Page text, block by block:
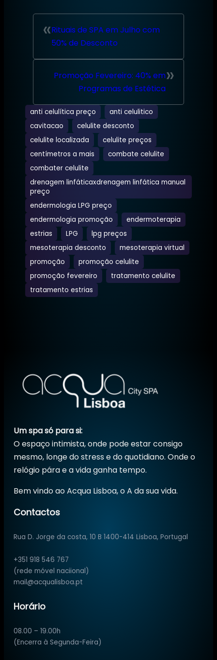
«Rituais de SPA em Julho com
50% de Desconto
»
Promoção Fevereiro: 40% em
Programas de Estética
anti celulítica preço
anti celulitico
cavitacao
celulite desconto
celulite localizada
celulite preços
centímetros a mais
combate celulite
combater celulite
drenagem linfáticaxdrenagem linfática manual
preço
endermologia LPG preço
endermologia promoção
endermoterapia
estrias
LPG
lpg preços
mesoterapia desconto
mesoterapia virtual
promoção
promoção celulite
promoção fevereiro
tratamento celulite
tratamento estrias
Um spa só para si:
O espaço intimista, onde pode estar consigo
mesmo, longe do stress e do quotidiano. Onde o
relógio pára e a vida ganha tempo.
Bem vindo ao Acqua Lisboa, o A da sua vida.
Contactos
Rua D. Jorge da costa, 10 B 1400-414 Lisboa, Portugal
+351 918 546 767
(rede móvel naciional)
mail@acqualisboa.pt
Horário
08.00 – 19.00h
(Encerra à Segunda-Feira)